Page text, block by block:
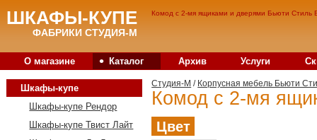
Комод с 2-мя ящиками и дверями Бьюти Стиль
ШКАФЫ-КУПЕ
ФАБРИКИ СТУДИЯ-М
О магазине • Каталог Архив Услуги
Студия-M / Корпусная мебель Бьюти
Комод с 2-мя
Цвет
Шкафы-купе
Шкафы-купе Рендор
Шкафы-купе Твист Лайт